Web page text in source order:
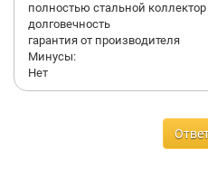
полностью стальной коллектор
долговечность
гарантия от производителя
Минусы:
Нет